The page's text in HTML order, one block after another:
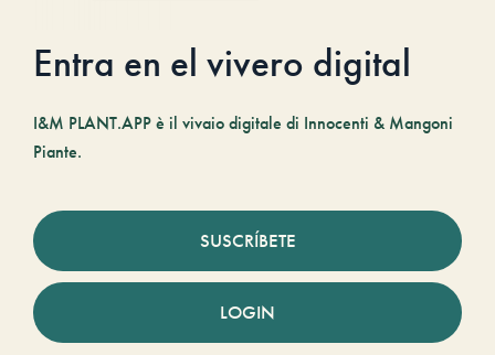
Entra en el vivero digital
I&M PLANT.APP è il vivaio digitale di Innocenti & Mangoni
Piante.
SUSCRÍBETE
LOGIN